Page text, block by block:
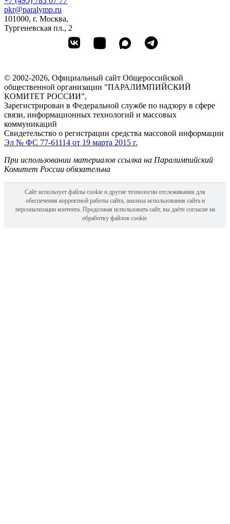
pkr@paralymp.ru
101000, г. Москва,
Тургеневская пл., 2
© 2002-2026, Официальный сайт Общероссийской
общественной организации "ПАРАЛИМПИЙСКИЙ
КОМИТЕТ РОССИИ",
Зарегистрирован в Федеральной службе по надзору в сфере
связи, информационных технологий и массовых
коммуникаций
Свидетельство о регистрации средства массовой информации
Эл № ФС 77-61114 от 19 марта 2015 г.
При использовании материалов ссылка на Паралимпийский
Комитет России обязательна
Сайт использует файлы cookie и другие технологии отслеживания для
обеспечения корректной работы сайта, анализа использования сайта и
персонализации контента. Продолжая использовать сайт, вы даёте согласие на
обработку файлов cookie.